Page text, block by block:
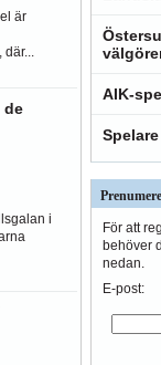
är
där...
de
i
AIK-
För att
behöver
nedan.
E-post: